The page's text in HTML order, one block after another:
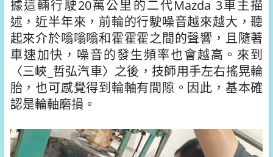
據這輛行駛20萬公里的二代Mazda 3車主描
述，近半年來，前輪的行駛噪音越來越大，聽
起來介於嗡嗡嗡和霍霍霍之間的聲響，且隨著
車速加快，噪音的發生頻率也會越高。來到
〈三峽_哲弘汽車〉之後，技師用手左右搖晃輪
胎，也可感覺得到輪軸有間隙。因此，基本確
認是輪軸磨損。